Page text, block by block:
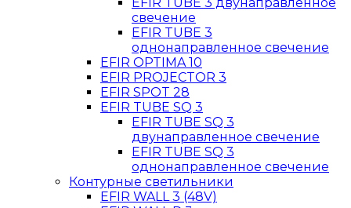
свечение
EFIR TUBE 3
однонаправленное свечение
EFIR OPTIMA 10
EFIR PROJECTOR 3
EFIR SPOT 28
EFIR TUBE SQ 3
EFIR TUBE SQ 3
двунаправленное свечение
EFIR TUBE SQ 3
однонаправленное свечение
Контурные светильники
EFIR WALL 3 (48V)